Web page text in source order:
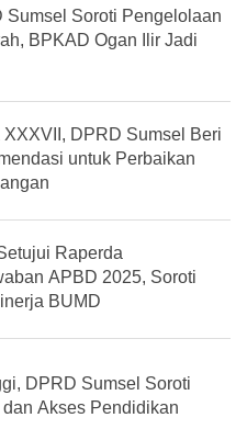
Sumsel Soroti Pengelolaan
BPKAD Ogan Ilir Jadi
DPRD Sumsel Beri
untuk Perbaikan
Raperda
APBD 2025, Soroti
BUMD
DPRD Sumsel Soroti
Akses Pendidikan